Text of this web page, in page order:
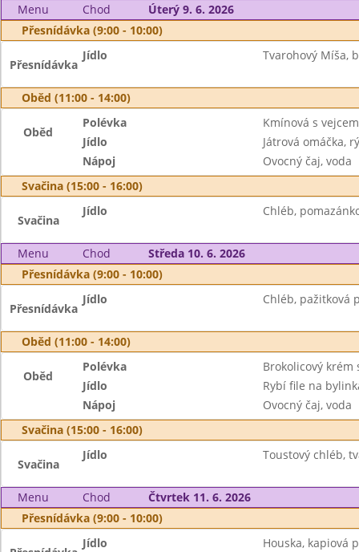
Menu Chod
Úterý 9. 6. 2026
Přesnídávka (9:00 - 10:00)
Přesnídávka
Jídlo Tvarohový Míša,
Oběd (11:00 - 14:00)
Oběd
Polévka
Kmínová s vejcem
Jídlo
Játrová omáčka,
Nápoj
Ovocný čaj, voda
Svačina (15:00 - 16:00)
Svačina
Jídlo Chléb,
Menu Chod
Středa 10. 6. 2026
Přesnídávka (9:00 - 10:00)
Přesnídávka
Jídlo Chléb, pažitková
Oběd (11:00 - 14:00)
Oběd
Polévka
Brokolicový krém
Jídlo
Rybí file na
Nápoj
Ovocný čaj, voda
Svačina (15:00 - 16:00)
Svačina
Jídlo Toustový chléb,
Menu Chod
Čtvrtek 11. 6. 2026
Přesnídávka (9:00 - 10:00)
Jídlo Houska, kapiová